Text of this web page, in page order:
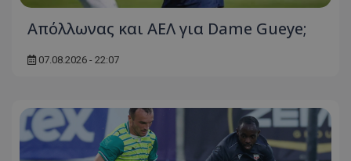
Απόλλωνας και ΑΕΛ για Dame Gueye;
07.08.2026 - 22:07